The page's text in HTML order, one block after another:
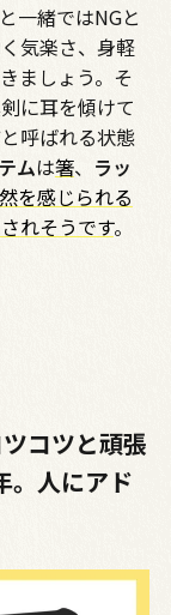
一緒ではNGと
気楽さ、身軽
ましょう。そ
に耳を傾けて
呼ばれる状態
ムは箸、 ラッ
を感じられる
れそうです。
コツと頑張
。人にアド